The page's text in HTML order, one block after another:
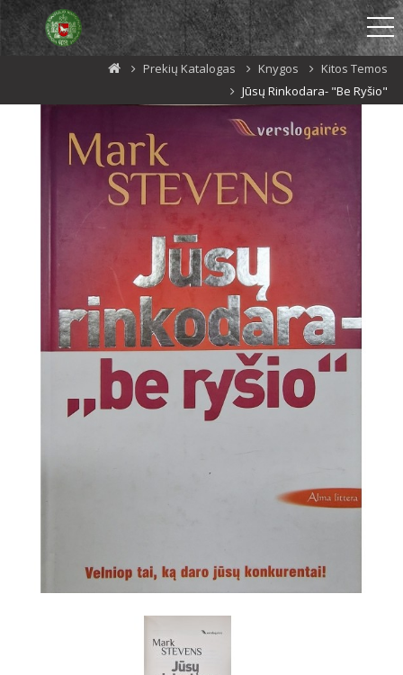
Prekių Katalogas Knygos
Kitos Temos
Jūsų Rinkodara- "be Ryšio"